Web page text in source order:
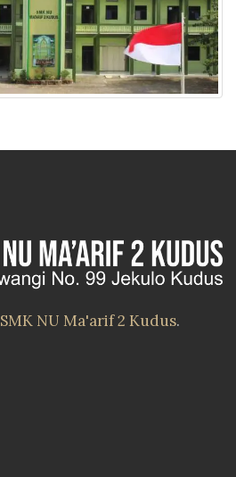
SMK NU Ma'arif 2 Kudus.